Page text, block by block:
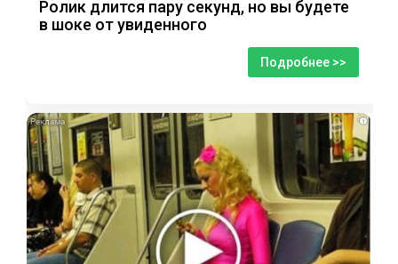
Ролик длится пару секунд, но вы будете
в шоке от увиденного
Подробнее >>
i